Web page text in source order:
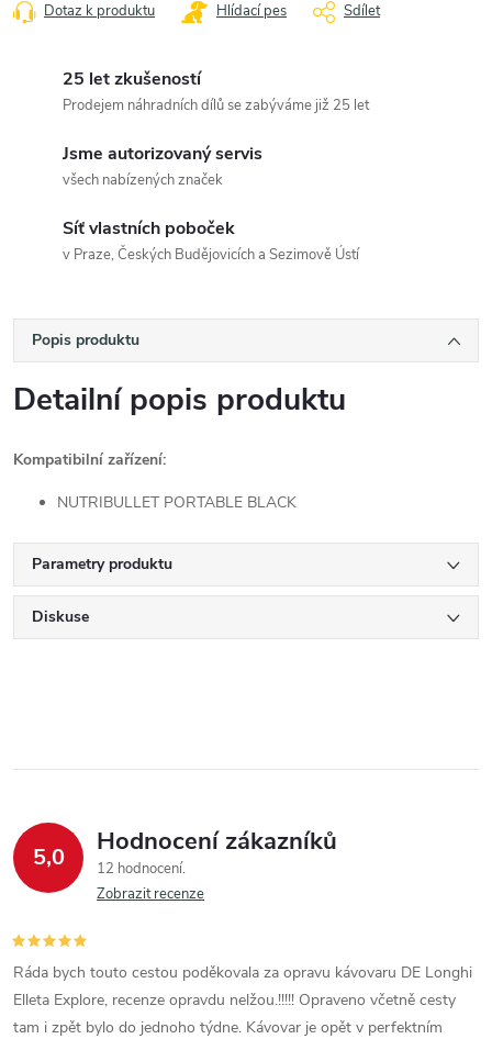
Dotaz k produktu Hlídací pes Sdílet
25 let zkušeností
Prodejem náhradních dílů se zabýváme již 25 let
Jsme autorizovaný servis
všech nabízených značek
Síť vlastních poboček
v Praze, Českých Budějovicích a Sezimově Ústí
Popis produktu
Detailní popis produktu
Kompatibilní zařízení:
NUTRIBULLET PORTABLE BLACK
Parametry produktu
Diskuse
5,0 Hodnocení zákazníků
12 hodnocení
Zobrazit recenze
Ráda bych touto cestou poděkovala za opravu kávovaru DE Longhi
Elleta Explore, recenze opravdu nelžou.!!!!! Opraveno včetně cesty
tam i zpět bylo do jednoho týdne. Kávovar je opět v perfektním